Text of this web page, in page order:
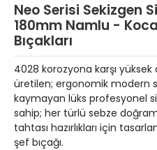
Neo Serisi Sekizgen
180mm Namlu -
Bıçakları
4028 korozyona karşı
üretilen; ergonomik modern
kaymayan lüks profesyonel
sahip; her türlü sebze
tahtası hazırlıkları için
şef bıçağı.